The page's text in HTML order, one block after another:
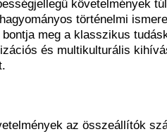
követelmények
történelmi
meg a klasszikus
és multikulturális
az összeállítók